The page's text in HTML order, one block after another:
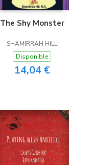
The Shy Monster
SHAMIRRAH HILL
Disponible
14,04 €